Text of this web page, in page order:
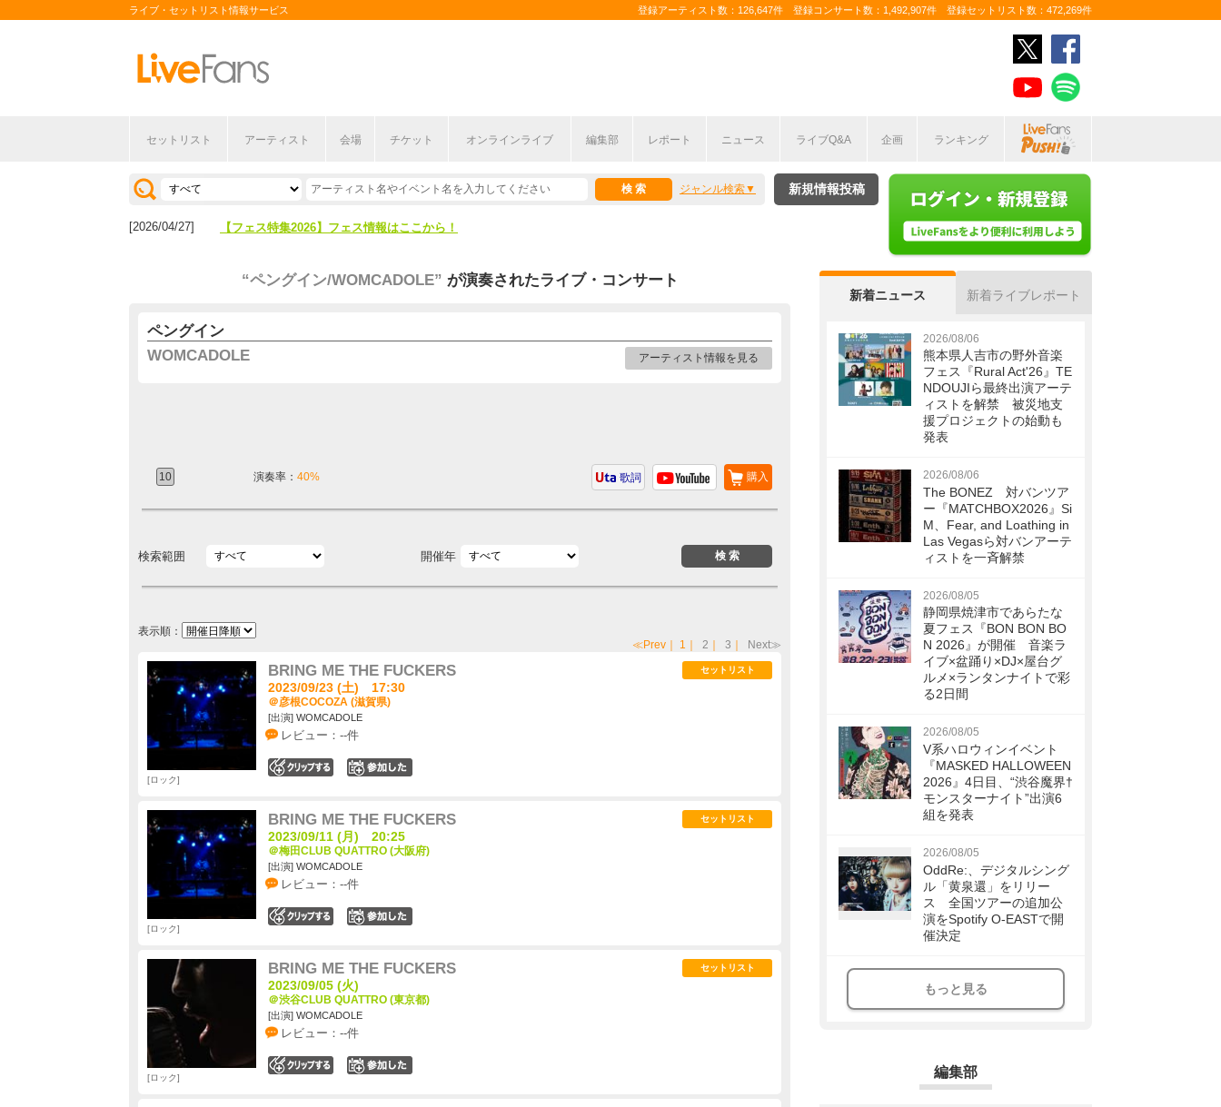
ライブ・セットリスト情報サービス 登録アーティスト数：126,647件 登録コンサート数：1,492,907件 登録セットリスト数：472,269件
セットリスト アーティスト 会場 チケット オンラインライブ 編集部 レポート ニュース ライブQ&A 企画 ランキング
ジャンル検索
[2026/07/28] 【ライブ動員ランキング】2026年上半期編発表！
[2026/04/27] 【フェス特集2026】フェス情報はここから！
新規情報投稿
“ペングイン/WOMCADOLE” が演奏されたライブ・コンサート
ペングイン
WOMCADOLE
アーティスト情報を見る
10 演奏率： 40% 購入
歌詞
検索範囲 開催年
表示順：
≪Prev ｜ 1 ｜ 2 ｜ 3 ｜ Next≫
BRING ME THE FUCKERS
2023/09/23 (土) 17:30
＠彦根COCOZA (滋賀県)
[出演] WOMCADOLE
レビュー：--件
セットリスト
ロック
BRING ME THE FUCKERS
2023/09/11 (月) 20:25
＠梅田CLUB QUATTRO (大阪府)
[出演] WOMCADOLE
レビュー：--件
セットリスト
ロック
BRING ME THE FUCKERS
2023/09/05 (火)
＠渋谷CLUB QUATTRO (東京都)
[出演] WOMCADOLE
レビュー：--件
セットリスト
ロック
新着ニュース 新着ライブレポート
2026/08/06
熊本県人吉市の野外音楽
フェス『Rural Act'26』TE
NDOUJIら最終出演アーテ
ィストを解禁 被災地支
援プロジェクトの始動も
発表
2026/08/06
The BONEZ 対バンツア
ー『MATCHBOX2026』Si
M、Fear, and Loathing in
Las Vegasら対バンアーテ
ィストを一斉解禁
2026/08/05
静岡県焼津市であらたな
夏フェス『BON BON BO
N 2026』が開催 音楽ラ
イブ×盆踊り×DJ×屋台グ
ルメ×ランタンナイトで彩
る2日間
2026/08/05
V系ハロウィンイベント
『MASKED HALLOWEEN
2026』4日目、“渋谷魔界†
モンスターナイト”出演6
組を発表
2026/08/05
OddRe:、デジタルシング
ル「黄泉還」をリリー
ス 全国ツアーの追加公
演をSpotify O-EASTで開
催決定
もっと見る
編集部